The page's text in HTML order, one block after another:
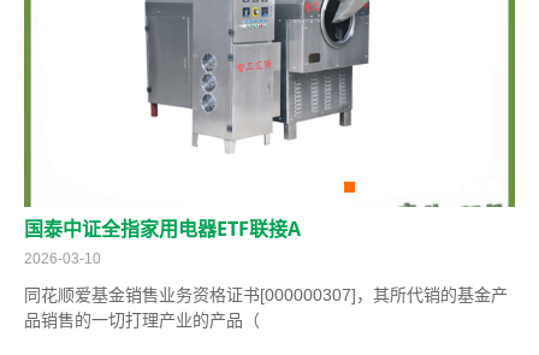
国泰中证全指家用电器ETF联接A
2026-03-10
同花顺爱基金销售业务资格证书[000000307]，其所代销的基金产
品销售的一切打理产业的产品（